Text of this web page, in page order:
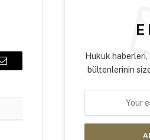
Email
E
Hukuk
bültenlerinin size